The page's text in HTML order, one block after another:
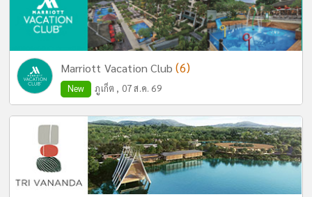
Marriott Vacation Club(6)
New ภูเก็ต , 07 ส.ค. 69